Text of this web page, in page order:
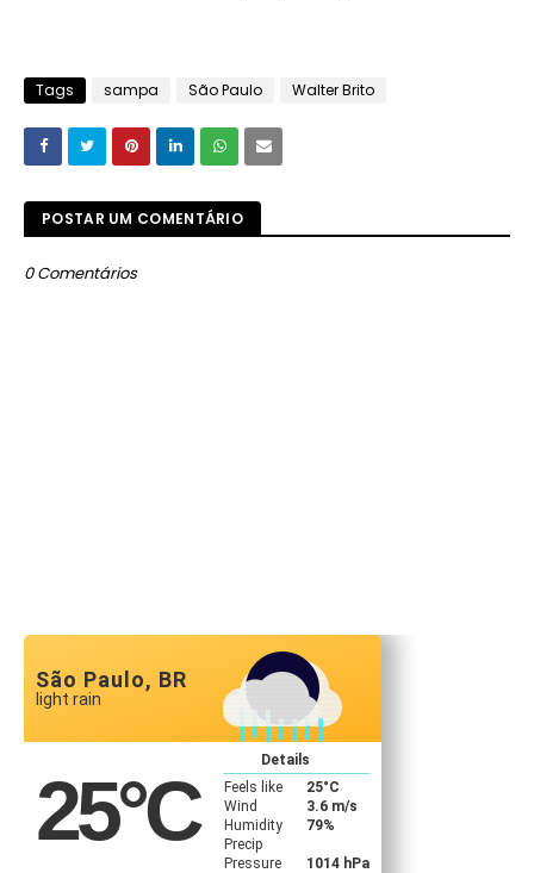
Tags sampa São Paulo Walter Brito
POSTAR UM COMENTÁRIO
0 Comentários
São Paulo, BR
light rain
25°C
Details
Feels like
25°C
Wind
3.6 m/s
Humidity
79%
Precip
Pressure
1014 hPa